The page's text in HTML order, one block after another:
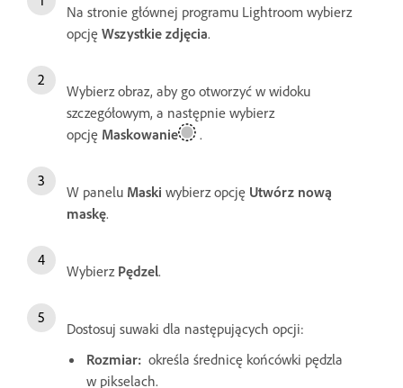
Na stronie głównej programu Lightroom wybierz
opcję Wszystkie zdjęcia.
Wybierz obraz, aby go otworzyć w widoku
szczegółowym, a następnie wybierz
opcję Maskowanie .
W panelu Maski wybierz opcję Utwórz nową
maskę.
Wybierz Pędzel.
Dostosuj suwaki dla następujących opcji:
Rozmiar: określa średnicę końcówki pędzla
w pikselach.